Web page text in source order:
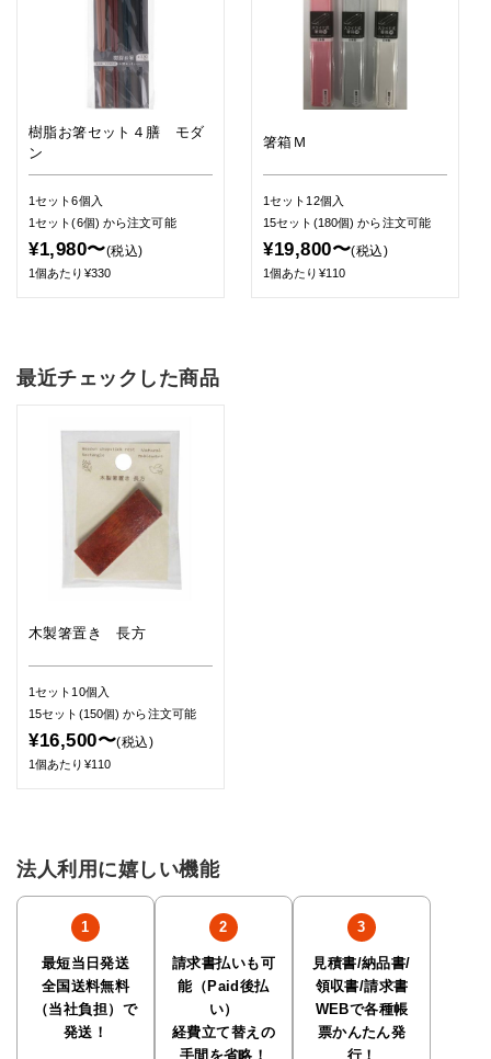
樹脂お箸セット４膳 モダ
ン
1セット6個入
1セット(6個) から注文可能
¥1,980〜(税込)
1個あたり¥330
箸箱Ｍ
1セット12個入
15セット(180個)から注文可能
¥19,800〜(税込)
1個あたり¥110
最近チェックした商品
木製箸置き 長方
1セット10個入
15セット(150個)から注文可能
¥16,500〜(税込)
1個あたり¥110
法人利用に嬉しい機能
最短当日発送
全国送料無料
（当社負担）で
発送！
請求書払いも可
能（Paid後払
い）
経費立て替えの
手間を省略！
見積書/納品書/
領収書/請求書
WEBで各種帳
票かんたん発
行！